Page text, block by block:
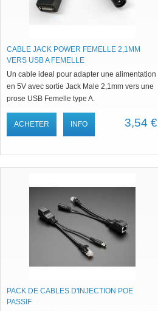
CABLE JACK POWER FEMELLE 2,1MM
VERS USB A FEMELLE
Un cable ideal pour adapter une alimentation
en 5V avec sortie Jack Male 2,1mm vers une
prose USB Femelle type A.
3,54 €
ACHETER INFO
PACK DE CABLES D'INJECTION POE
PASSIF